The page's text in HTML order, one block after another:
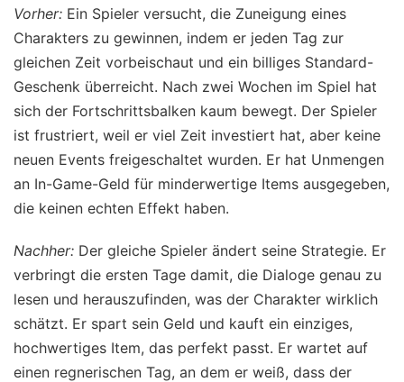
Vorher: Ein Spieler versucht, die Zuneigung eines
Charakters zu gewinnen, indem er jeden Tag zur
gleichen Zeit vorbeischaut und ein billiges Standard-
Geschenk überreicht. Nach zwei Wochen im Spiel hat
sich der Fortschrittsbalken kaum bewegt. Der Spieler
ist frustriert, weil er viel Zeit investiert hat, aber keine
neuen Events freigeschaltet wurden. Er hat Unmengen
an In-Game-Geld für minderwertige Items ausgegeben,
die keinen echten Effekt haben.
Nachher: Der gleiche Spieler ändert seine Strategie. Er
verbringt die ersten Tage damit, die Dialoge genau zu
lesen und herauszufinden, was der Charakter wirklich
schätzt. Er spart sein Geld und kauft ein einziges,
hochwertiges Item, das perfekt passt. Er wartet auf
einen regnerischen Tag, an dem er weiß, dass der